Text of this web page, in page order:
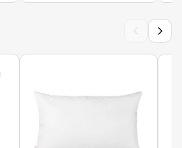
rotondo LINES righe,
‹ ›